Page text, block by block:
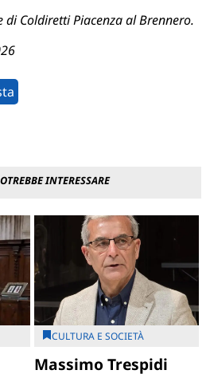
Coldiretti Piacenza al Brennero.
INTERESSARE
CULTURA E SOCIETÀ
Massimo Trespidi